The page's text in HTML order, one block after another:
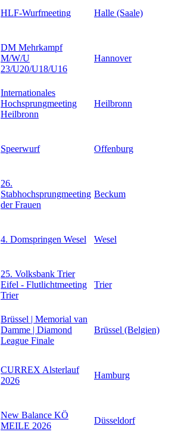
HLF-Wurfmeeting Halle (Saale)
DM Mehrkampf
M/W/U
23/U20/U18/U16
Hannover
Internationales
Hochsprungmeeting
Heilbronn
Heilbronn
Speerwurf Offenburg
26.
Stabhochsprungmeeting
der Frauen
Beckum
4. Domspringen Wesel Wesel
25. Volksbank Trier
Eifel - Flutlichtmeeting
Trier
Trier
Brüssel | Memorial van
Damme | Diamond
League Finale
Brüssel (Belgien)
CURREX Alsterlauf
2026
Hamburg
New Balance KÖ
MEILE 2026
Düsseldorf